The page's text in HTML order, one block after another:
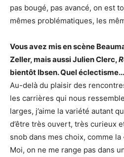
pas bougé, pas avancé, on est
mêmes problématiques, les
Vous avez mis en scène
Zeller, mais aussi Julien Clerc,
bientôt Ibsen. Quel éclectisme…
Au-delà du plaisir des
les carrières qui nous
larges, j’aime la variété autant
d’être très ouvert, très curieux
snob dans mes choix, comme la
Moi, on ne me range pas dans